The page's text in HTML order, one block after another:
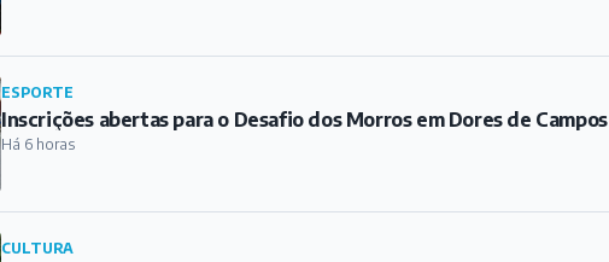
ESPORTE
Inscrições abertas para o Desafio dos Morros em Dores de Campos
Há 6 horas
CULTURA